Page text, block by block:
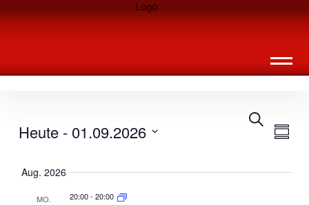
überspringen
Landknirpse – Die Zeitschrift für Leute
und
Suche
Heute - 01.09.2026
date.
Aug. 2026
MO. 20:00- 20:00